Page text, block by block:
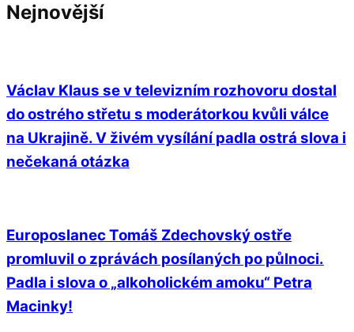
Nejnovější
Václav Klaus se v televizním rozhovoru dostal
do ostrého střetu s moderátorkou kvůli válce
na Ukrajině. V živém vysílání padla ostrá slova i
nečekaná otázka
Europoslanec Tomáš Zdechovský ostře
promluvil o zprávách posílaných po půlnoci.
Padla i slova o „alkoholickém amoku“ Petra
Macinky!